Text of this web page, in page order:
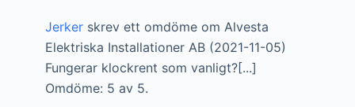
Jerkerskrev ett omdöme om Alvesta
Elektriska Installationer AB (2021-11-05)
Fungerar klockrent som vanligt?[...]
Omdöme: 5 av 5.